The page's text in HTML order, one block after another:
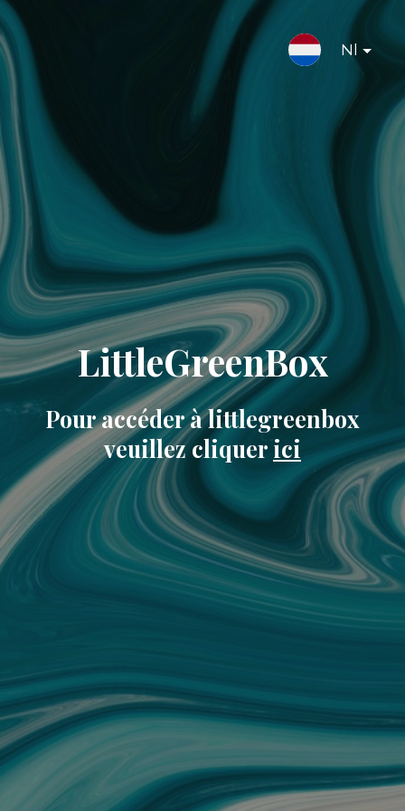
Nl
LittleGreenBox
Pour accéder à littlegreenbox
veuillez cliquer ici